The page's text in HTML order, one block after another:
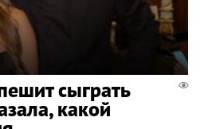
сыграть
какой